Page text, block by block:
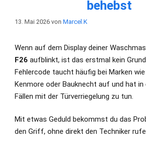
behebst
13. Mai 2026 von Marcel.K
Wenn auf dem Display deiner
F26 aufblinkt, ist das erstmal kein
Fehlercode taucht häufig bei Marken wie
Kenmore oder Bauknecht auf und hat in
Fällen mit der Türverriegelung zu tun.
Mit etwas Geduld bekommst du das
den Griff, ohne direkt den Techniker